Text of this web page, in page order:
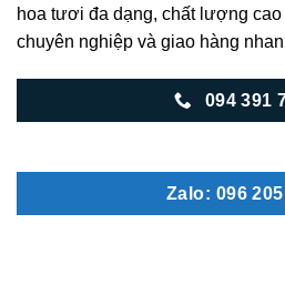
hoa tươi đa dạng, chất lượng
chuyên nghiệp và giao hàng
094 391
Zalo: 096